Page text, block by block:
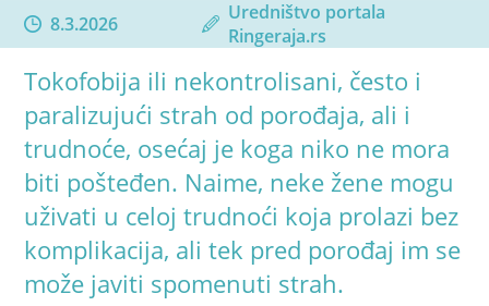
8.3.2026
Uredništvo portala
Ringeraja.rs
Tokofobija ili nekontrolisani, često i
paralizujući strah od porođaja, ali i
trudnoće, osećaj je koga niko ne mora
biti pošteđen. Naime, neke žene mogu
uživati u celoj trudnoći koja prolazi bez
komplikacija, ali tek pred porođaj im se
može javiti spomenuti strah.